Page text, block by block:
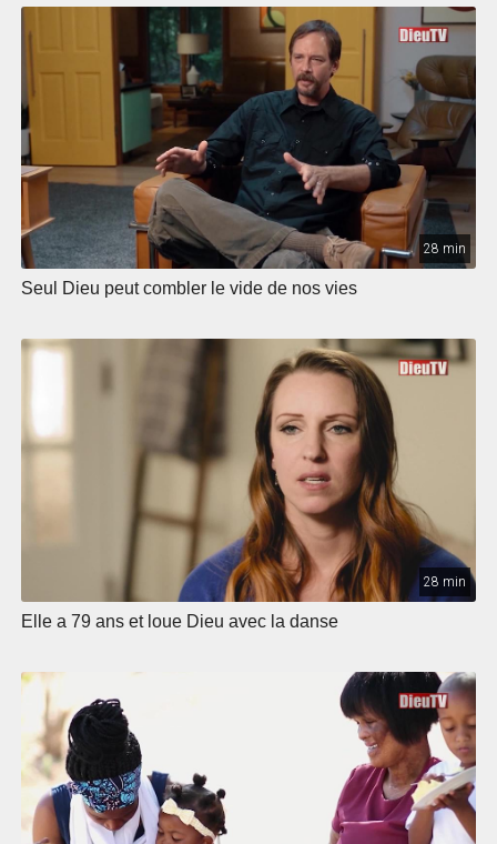
28 min
Seul Dieu peut combler le vide de nos vies
28 min
Elle a 79 ans et loue Dieu avec la danse